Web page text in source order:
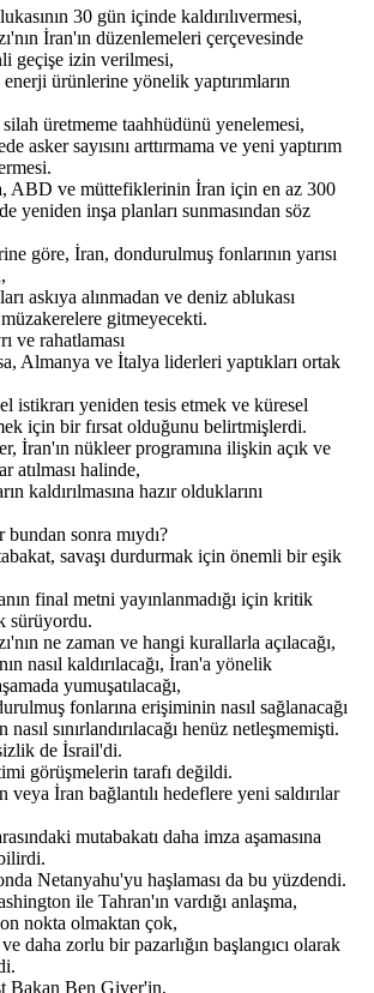
30 gün içinde kaldırılıvermesi,
İran'ın düzenlemeleri çerçevesinde
geçişe izin verilmesi,
ürünlerine yönelik yaptırımların
üretmeme taahhüdünü yenelemesi,
asker sayısını arttırmama ve yeni yaptırım
ABD ve müttefiklerinin İran için en az 300
yeniden inşa planları sunmasından söz
göre, İran, dondurulmuş fonlarının yarısı
askıya alınmadan ve deniz ablukası
gitmeyecekti.
ve rahatlaması
Almanya ve İtalya liderleri yaptıkları ortak
istikrarı yeniden tesis etmek ve küresel
için bir fırsat olduğunu belirtmişlerdi.
İran'ın nükleer programına ilişkin açık ve
atılması halinde,
kaldırılmasına hazır olduklarını
bundan sonra mıydı?
savaşı durdurmak için önemli bir eşik
final metni yayınlanmadığı için kritik
sürüyordu.
ne zaman ve hangi kurallarla açılacağı,
nasıl kaldırılacağı, İran'a yönelik
yumuşatılacağı,
fonlarına erişiminin nasıl sağlanacağı
sınırlandırılacağı henüz netleşmemişti.
de İsrail'di.
görüşmelerin tarafı değildi.
İran bağlantılı hedeflere yeni saldırılar
mutabakatı daha imza aşamasına
Netanyahu'yu haşlaması da bu yüzdendi.
ile Tahran'ın vardığı anlaşma,
nokta olmaktan çok,
daha zorlu bir pazarlığın başlangıcı olarak
Bakan Ben Giver'in,